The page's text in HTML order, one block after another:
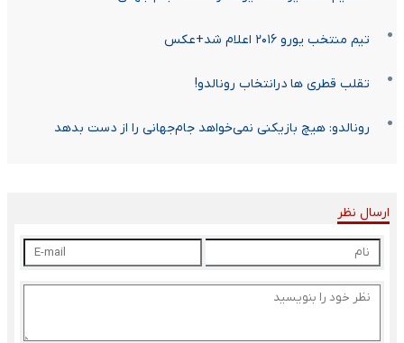
تیم منتخب یورو ۲۰۱۶ اعلام شد+عکس
تقلب قطری ها درانتخاب رونالدو!
رونالدو: هیچ بازیکنی نمی‌خواهد جام‌جهانی را از دست بدهد
ارسال نظر